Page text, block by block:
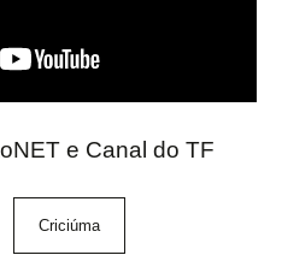
e Canal do TF
Criciúma